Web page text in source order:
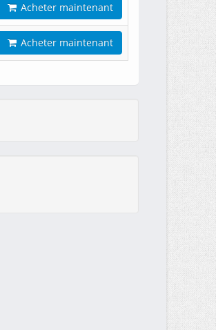
Acheter maintenant
Acheter maintenant